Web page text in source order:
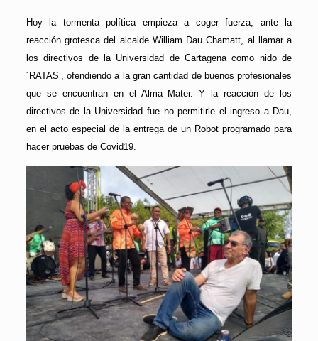
Hoy la tormenta política empieza a coger fuerza, ante la
reacción grotesca del alcalde William Dau Chamatt, al llamar a
los directivos de la Universidad de Cartagena como nido de
´RATAS’, ofendiendo a la gran cantidad de buenos profesionales
que se encuentran en el Alma Mater. Y la reacción de los
directivos de la Universidad fue no permitirle el ingreso a Dau,
en el acto especial de la entrega de un Robot programado para
hacer pruebas de Covid19.